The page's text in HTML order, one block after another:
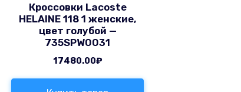
Кроссовки Lacoste
HELAINE 118 1 женские,
цвет голубой —
735SPW0031
17480.00₽